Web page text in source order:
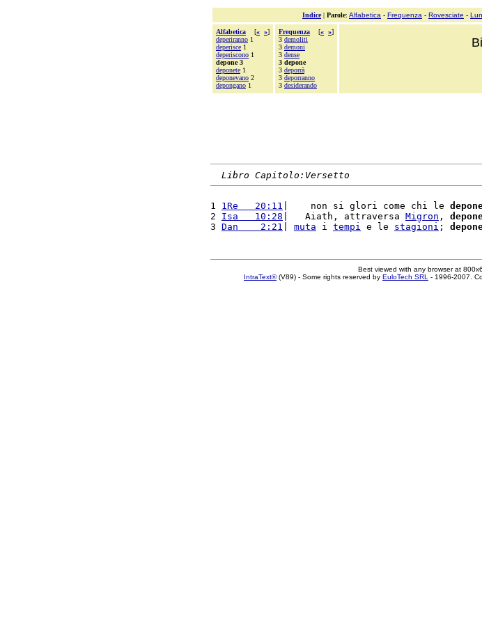
Indice| Parole: Alfabetica - Frequenza - Rovesciate -
Alfabetica [« »]
deperiranno 1
deperisce 1
deperiscono 1
depone 3
deponete 1
deponevano 2
depongano 1
Frequenza [« »]
3 demoliti
3 demoni
3 dense
3 depone
3 deporrà
3 deporranno
3 desiderando
Libro Capitolo:Versetto
1 1Re   20:11 |    non si glori come chi le
2 Isa   10:28 |   Aiath, attraversa Migron ,
3 Dan    2:21 muta i tempi e le stagioni ;
Best viewed with any browser at
IntraText®(V89) - Some rights reserved by EuloTech SRL - 1996-2007.